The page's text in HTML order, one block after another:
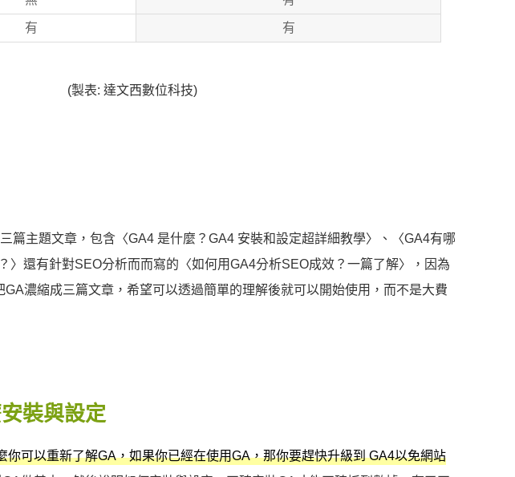
有 有
(製表: 達文西數位科技)
篇主題文章，包含〈GA4 是什麼？GA4 安裝和設定超詳細教學〉、〈GA4有哪
〉還有針對SEO分析而而寫的〈如何用GA4分析SEO成效？一篇了解〉，因為
濃縮成三篇文章，希望可以透過簡單的理解後就可以開始使用，而不是大費
裝與設定
你可以重新了解GA，如果你已經在使用GA，那你要趕快升級到 GA4以免網站